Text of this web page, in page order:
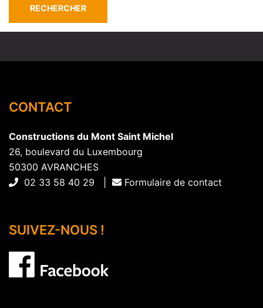
CONTACT
Constructions du Mont Saint Michel
26, boulevard du Luxembourg
50300 AVRANCHES
02 33 58 40 29 |
Formulaire de contact
SUIVEZ-NOUS !